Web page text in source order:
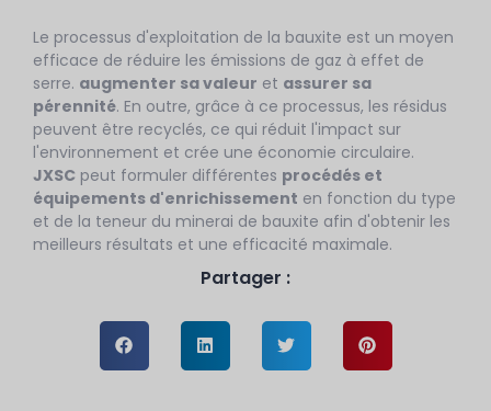
Le processus d'exploitation de la bauxite est un moyen
efficace de réduire les émissions de gaz à effet de
serre. augmenter sa valeur et assurer sa
pérennité. En outre, grâce à ce processus, les résidus
peuvent être recyclés, ce qui réduit l'impact sur
l'environnement et crée une économie circulaire.
JXSC peut formuler différentes procédés et
équipements d'enrichissement en fonction du type
et de la teneur du minerai de bauxite afin d'obtenir les
meilleurs résultats et une efficacité maximale.
Partager :